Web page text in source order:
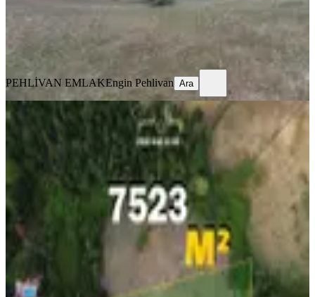
Ara
PEHLİVAN EMLAKEngin Pehlivan Ara
Yalova Kurtköyde Deniz
Manzaralı,köy İçi İmarda, 7523m²
Arazi
Merkez, Kurtköy Köyü
7523 m² ·1.562/m²·06.12.2025
11.750.000 ₺
RookZ Zirve Samet akçay